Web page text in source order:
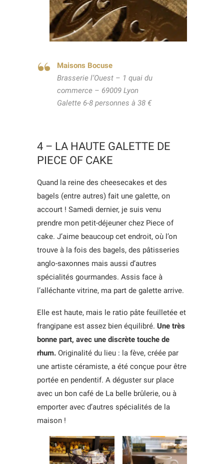
Maisons Bocuse
Brasserie l’Ouest – 1 quai du
commerce – 69009 Lyon
Galette 6-8 personnes à 38 €
4 – LA HAUTE GALETTE DE
PIECE OF CAKE
Quand la reine des cheesecakes et des
bagels (entre autres) fait une galette, on
accourt ! Samedi dernier, je suis venu
prendre mon petit-déjeuner chez Piece of
cake. J’aime beaucoup cet endroit, où l’on
trouve à la fois des bagels, des pâtisseries
anglo-saxonnes mais aussi d’autres
spécialités gourmandes. Assis face à
l’alléchante vitrine, ma part de galette arrive.
Elle est haute, mais le ratio pâte feuilletée et
frangipane est assez bien équilibré. Une très
bonne part, avec une discrète touche de
rhum. Originalité du lieu : la fève, créée par
une artiste céramiste, a été conçue pour être
portée en pendentif. A déguster sur place
avec un bon café de La belle brûlerie, ou à
emporter avec d’autres spécialités de la
maison !